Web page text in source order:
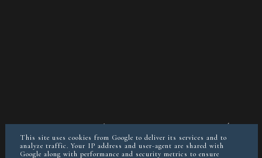
POSTAW MI KAWĘ JEŚLI CHCESZ
This site uses cookies from Google to deliver its services and to
analyze traffic. Your IP address and user-agent are shared with
Google along with performance and security metrics to ensure